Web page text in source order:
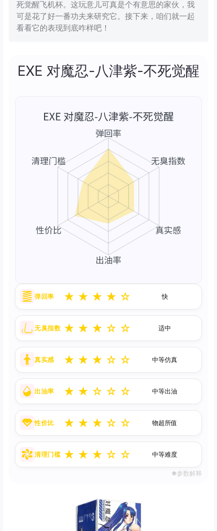
死觉醒飞机杯。这玩意儿可真是个有意思的家伙，我
可是花了好一番功夫来研究它。接下来，咱们就一起
看看它的表现到底咋样吧！
EXE 对魔忍-八津紫-不死觉醒
弹回率 ★ ★ ★ ★ ☆ 快
无臭指数 ★ ★ ★ ☆ ☆ 适中
真实感 ★ ★ ★ ☆ ☆ 中等仿真
出油率 ★ ★ ☆ ☆ ☆ 中等出油
性价比 ★ ★ ★ ☆ ☆ 物超所值
清理门槛 ★ ★ ★ ☆ ☆ 中等难度
✱参数解释